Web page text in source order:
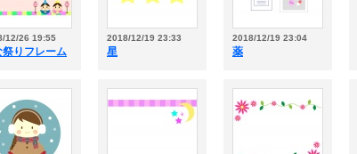
12/26 19:55
祭りフレーム
2018/12/19 23:33
星
2018/12/19 23:04
薬